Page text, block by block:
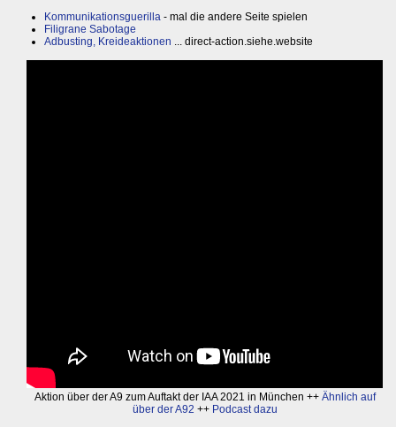
Kommunikationsguerilla - mal die andere Seite spielen
Filigrane Sabotage
Adbusting, Kreideaktionen ... direct-action.siehe.website
Aktion über der A9 zum Auftakt der IAA 2021 in München ++ Ähnlich auf
über der A92 ++ Podcast dazu